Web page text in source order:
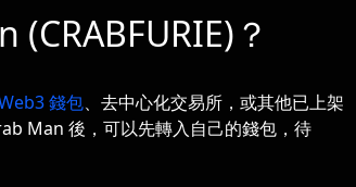
？
錢包、去中心化交易所，或其他已上架
Man 後，可以先轉入自己的錢包，待